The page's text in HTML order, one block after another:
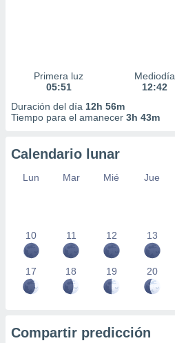
Primera luz
05:51
Mediodía
12:42
Duración del día 12h 56m
Tiempo para el amanecer 3h 43m
Calendario lunar
Lun Mar Mié Jue
10 11 12 13
17 18 19 20
Compartir predicción